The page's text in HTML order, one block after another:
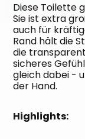
Diese Toilette
Sie ist extra
auch für
Rand hält die
die
sicheres
gleich dabei -
der Hand.
Highlights: